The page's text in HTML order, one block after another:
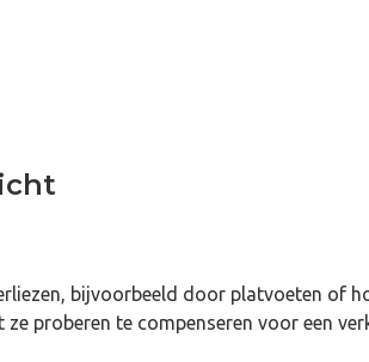
bijvoorbeeld door platvoeten of
proberen te compenseren voor een